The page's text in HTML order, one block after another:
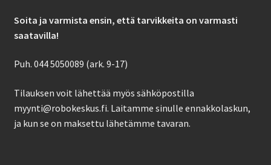
Soita ja varmista ensin, että tarvikkeita on varmasti
saatavilla!
Puh. 044 5050089 (ark. 9-17)
Tilauksen voit lähettää myös sähköpostilla
myynti@robokeskus.fi. Laitamme sinulle ennakkolaskun,
ja kun se on maksettu lähetämme tavaran.